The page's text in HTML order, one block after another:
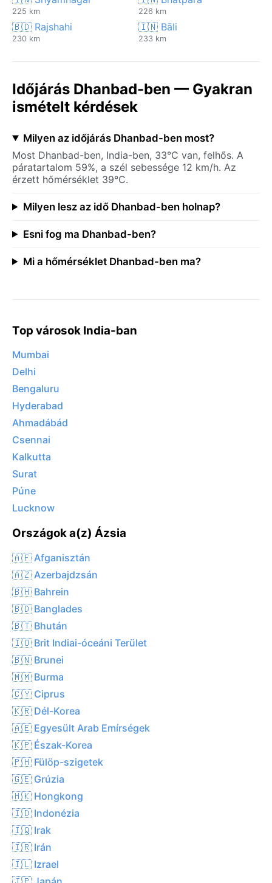
225 km 226 km
🇧🇩 Rajshahi
230 km
🇮🇳 Bāli
233 km
Időjárás Dhanbad-ben — Gyakran
ismételt kérdések
Milyen az időjárás Dhanbad-ben most?
Most Dhanbad-ben, India-ben, 33°C van, felhős. A
páratartalom 59%, a szél sebessége 12 km/h. Az
érzett hőmérséklet 39°C.
Milyen lesz az idő Dhanbad-ben holnap?
Esni fog ma Dhanbad-ben?
Mi a hőmérséklet Dhanbad-ben ma?
Top városok India-ban
Mumbai
Delhi
Bengaluru
Hyderabad
Ahmadábád
Csennai
Kalkutta
Surat
Púne
Lucknow
Országok a(z) Ázsia
🇦🇫 Afganisztán
🇦🇿 Azerbajdzsán
🇧🇭 Bahrein
🇧🇩 Banglades
🇧🇹 Bhután
🇮🇴 Brit Indiai-óceáni Terület
🇧🇳 Brunei
🇲🇲 Burma
🇨🇾 Ciprus
🇰🇷 Dél-Korea
🇦🇪 Egyesült Arab Emírségek
🇰🇵 Észak-Korea
🇵🇭 Fülöp-szigetek
🇬🇪 Grúzia
🇭🇰 Hongkong
🇮🇩 Indonézia
🇮🇶 Irak
🇮🇷 Irán
🇮🇱 Izrael